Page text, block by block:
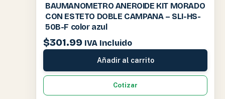
BAUMANOMETRO ANEROIDE KIT MORADO
CON ESTETO DOBLE CAMPANA – SLI-HS-
50B-F color azul
$301.99 IVA Incluido
Añadir al carrito
Cotizar